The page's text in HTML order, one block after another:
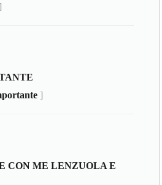
]
CON ME LENZUOLA E